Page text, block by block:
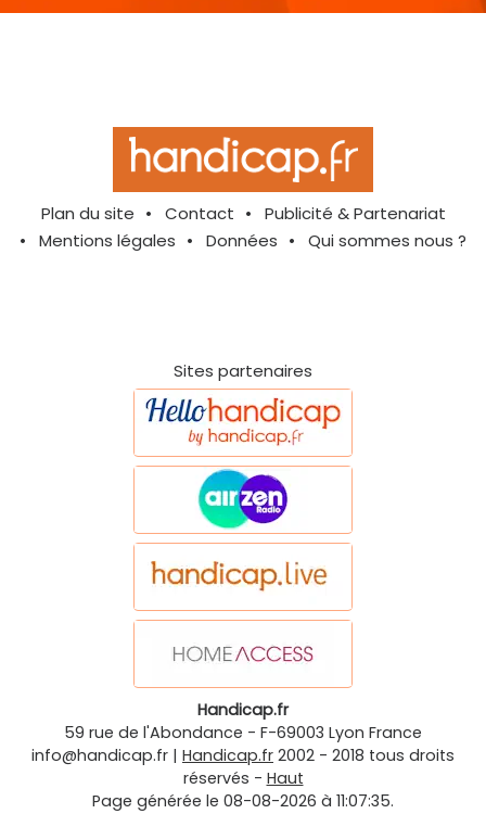
Plan du site Contact
Publicité & Partenariat
Mentions légales
Données Qui sommes nous ?
Sites partenaires
Handicap.fr
59 rue de l'Abondance - F-69003 Lyon France
info@handicap.fr | Handicap.fr 2002 - 2018 tous droits
réservés - Haut
Page générée le 08-08-2026 à 11:07:35.